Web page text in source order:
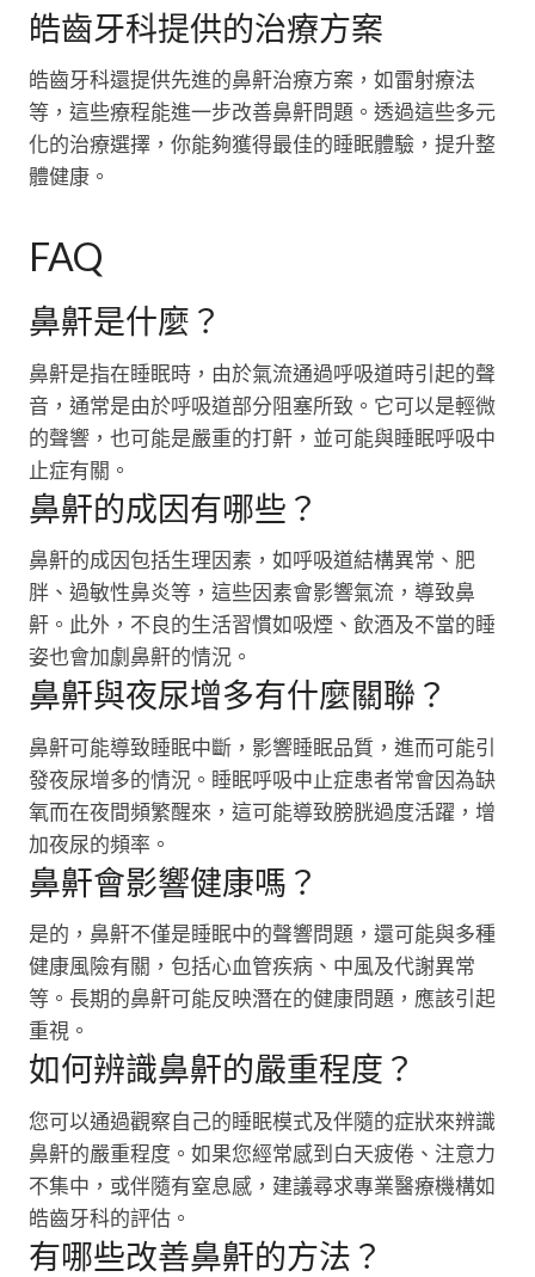
皓齒牙科提供的治療方案
皓齒牙科還提供先進的鼻鼾治療方案，如雷射療法
等，這些療程能進一步改善鼻鼾問題。透過這些多元
化的治療選擇，你能夠獲得最佳的睡眠體驗，提升整
體健康。
FAQ
鼻鼾是什麼？
鼻鼾是指在睡眠時，由於氣流通過呼吸道時引起的聲
音，通常是由於呼吸道部分阻塞所致。它可以是輕微
的聲響，也可能是嚴重的打鼾，並可能與睡眠呼吸中
止症有關。
鼻鼾的成因有哪些？
鼻鼾的成因包括生理因素，如呼吸道結構異常、肥
胖、過敏性鼻炎等，這些因素會影響氣流，導致鼻
鼾。此外，不良的生活習慣如吸煙、飲酒及不當的睡
姿也會加劇鼻鼾的情況。
鼻鼾與夜尿增多有什麼關聯？
鼻鼾可能導致睡眠中斷，影響睡眠品質，進而可能引
發夜尿增多的情況。睡眠呼吸中止症患者常會因為缺
氧而在夜間頻繁醒來，這可能導致膀胱過度活躍，增
加夜尿的頻率。
鼻鼾會影響健康嗎？
是的，鼻鼾不僅是睡眠中的聲響問題，還可能與多種
健康風險有關，包括心血管疾病、中風及代謝異常
等。長期的鼻鼾可能反映潛在的健康問題，應該引起
重視。
如何辨識鼻鼾的嚴重程度？
您可以通過觀察自己的睡眠模式及伴隨的症狀來辨識
鼻鼾的嚴重程度。如果您經常感到白天疲倦、注意力
不集中，或伴隨有窒息感，建議尋求專業醫療機構如
皓齒牙科的評估。
有哪些改善鼻鼾的方法？